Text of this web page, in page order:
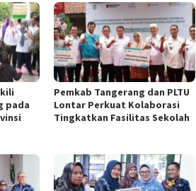
pada
Pemkab Tangerang dan PLTU
Lontar Perkuat Kolaborasi
Tingkatkan Fasilitas Sekolah